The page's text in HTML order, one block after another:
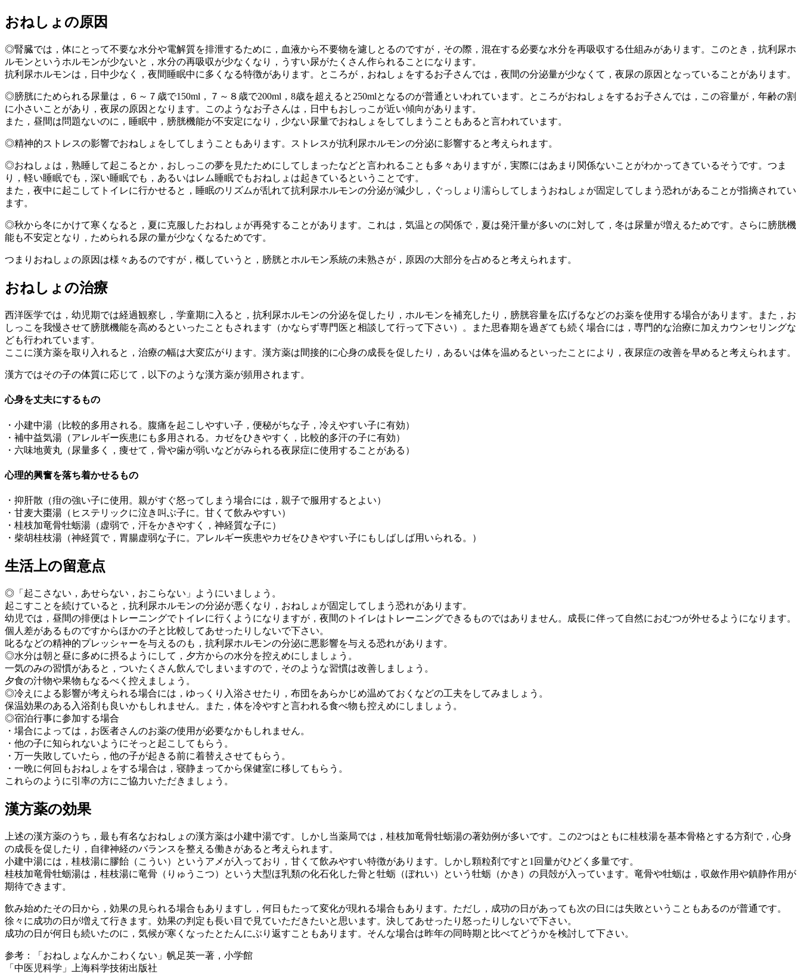
おねしょの原因
◎腎臓では，体にとって不要な水分や電解質を排泄するために，血液から不要物を濾しとるのですが，その際，混在する必要な水分を再吸収する仕組みがあります。このとき，抗利尿ホ
ルモンというホルモンが少ないと，水分の再吸収が少なくなり，うすい尿がたくさん作られることになります。
抗利尿ホルモンは，日中少なく，夜間睡眠中に多くなる特徴があります。ところが，おねしょをするお子さんでは，夜間の分泌量が少なくて，夜尿の原因となっていることがあります。
◎膀胱にためられる尿量は，６～７歳で150ml，７～８歳で200ml，8歳を超えると250mlとなるのが普通といわれています。ところがおねしょをするお子さんでは，この容量が，年齢の割
に小さいことがあり，夜尿の原因となります。このようなお子さんは，日中もおしっこが近い傾向があります。
また，昼間は問題ないのに，睡眠中，膀胱機能が不安定になり，少ない尿量でおねしょをしてしまうこともあると言われています。
◎精神的ストレスの影響でおねしょをしてしまうこともあります。ストレスが抗利尿ホルモンの分泌に影響すると考えられます。
◎おねしょは，熟睡して起こるとか，おしっこの夢を見たためにしてしまったなどと言われることも多々ありますが，実際にはあまり関係ないことがわかってきているそうです。つま
り，軽い睡眠でも，深い睡眠でも，あるいはレム睡眠でもおねしょは起きているということです。
また，夜中に起こしてトイレに行かせると，睡眠のリズムが乱れて抗利尿ホルモンの分泌が減少し，ぐっしょり濡らしてしまうおねしょが固定してしまう恐れがあることが指摘されてい
ます。
◎秋から冬にかけて寒くなると，夏に克服したおねしょが再発することがあります。これは，気温との関係で，夏は発汗量が多いのに対して，冬は尿量が増えるためです。さらに膀胱機
能も不安定となり，ためられる尿の量が少なくなるためです。
つまりおねしょの原因は様々あるのですが，概していうと，膀胱とホルモン系統の未熟さが，原因の大部分を占めると考えられます。
おねしょの治療
西洋医学では，幼児期では経過観察し，学童期に入ると，抗利尿ホルモンの分泌を促したり，ホルモンを補充したり，膀胱容量を広げるなどのお薬を使用する場合があります。また，お
しっこを我慢させて膀胱機能を高めるといったこともされます（かならず専門医と相談して行って下さい）。また思春期を過ぎても続く場合には，専門的な治療に加えカウンセリングな
ども行われています。
ここに漢方薬を取り入れると，治療の幅は大変広がります。漢方薬は間接的に心身の成長を促したり，あるいは体を温めるといったことにより，夜尿症の改善を早めると考えられます。
漢方ではその子の体質に応じて，以下のような漢方薬が頻用されます。
心身を丈夫にするもの
・小建中湯（比較的多用される。腹痛を起こしやすい子，便秘がちな子，冷えやすい子に有効）
・補中益気湯（アレルギー疾患にも多用される。カゼをひきやすく，比較的多汗の子に有効）
・六味地黄丸（尿量多く，痩せて，骨や歯が弱いなどがみられる夜尿症に使用することがある）
心理的興奮を落ち着かせるもの
・抑肝散（疳の強い子に使用。親がすぐ怒ってしまう場合には，親子で服用するとよい）
・甘麦大棗湯（ヒステリックに泣き叫ぶ子に。甘くて飲みやすい）
・桂枝加竜骨牡蛎湯（虚弱で，汗をかきやすく，神経質な子に）
・柴胡桂枝湯（神経質で，胃腸虚弱な子に。アレルギー疾患やカゼをひきやすい子にもしばしば用いられる。）
生活上の留意点
◎「起こさない，あせらない，おこらない」ようにいましょう。
起こすことを続けていると，抗利尿ホルモンの分泌が悪くなり，おねしょが固定してしまう恐れがあります。
幼児では，昼間の排便はトレーニングでトイレに行くようになりますが，夜間のトイレはトレーニングできるものではありません。成長に伴って自然におむつが外せるようになります。
個人差があるものですからほかの子と比較してあせったりしないで下さい。
叱るなどの精神的プレッシャーを与えるのも，抗利尿ホルモンの分泌に悪影響を与える恐れがあります。
◎水分は朝と昼に多めに摂るようにして，夕方からの水分を控えめにしましょう。
一気のみの習慣があると，ついたくさん飲んでしまいますので，そのような習慣は改善しましょう。
夕食の汁物や果物もなるべく控えましょう。
◎冷えによる影響が考えられる場合には，ゆっくり入浴させたり，布団をあらかじめ温めておくなどの工夫をしてみましょう。
保温効果のある入浴剤も良いかもしれません。また，体を冷やすと言われる食べ物も控えめにしましょう。
◎宿泊行事に参加する場合
・場合によっては，お医者さんのお薬の使用が必要なかもしれません。
・他の子に知られないようにそっと起こしてもらう。
・万一失敗していたら，他の子が起きる前に着替えさせてもらう。
・一晩に何回もおねしょをする場合は，寝静まってから保健室に移してもらう。
これらのように引率の方にご協力いただきましょう。
漢方薬の効果
上述の漢方薬のうち，最も有名なおねしょの漢方薬は小建中湯です。しかし当薬局では，桂枝加竜骨牡蛎湯の著効例が多いです。この2つはともに桂枝湯を基本骨格とする方剤で，心身
の成長を促したり，自律神経のバランスを整える働きがあると考えられます。
小建中湯には，桂枝湯に膠飴（こうい）というアメが入っており，甘くて飲みやすい特徴があります。しかし顆粒剤ですと1回量がひどく多量です。
桂枝加竜骨牡蛎湯は，桂枝湯に竜骨（りゅうこつ）という大型ほ乳類の化石化した骨と牡蛎（ぼれい）という牡蛎（かき）の貝殻が入っています。竜骨や牡蛎は，収斂作用や鎮静作用が
期待できます。
飲み始めたその日から，効果の見られる場合もありますし，何日もたって変化が現れる場合もあります。ただし，成功の日があっても次の日には失敗ということもあるのが普通です。
徐々に成功の日が増えて行きます。効果の判定も長い目で見ていただきたいと思います。決してあせったり怒ったりしないで下さい。
成功の日が何日も続いたのに，気候が寒くなったとたんにぶり返すこともあります。そんな場合は昨年の同時期と比べてどうかを検討して下さい。
参考：「おねしょなんかこわくない」帆足英一著，小学館
「中医児科学」上海科学技術出版社